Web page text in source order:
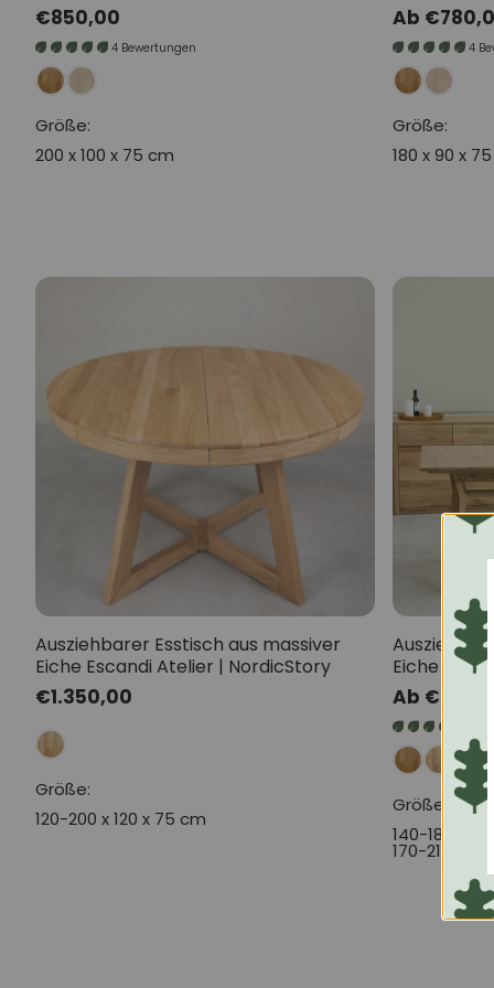
Normaler
Preis
€850,00
4 Bewertungen
Größe:
200 x 100 x 75 cm
Normaler
Preis
Ab
4
Größe:
180 x 90 x
Ausziehbarer Esstisch aus massiver
Eiche Escandi Atelier | NordicStory
Normaler
Preis
€1.350,00
Größe:
120-200 x 120 x 75 cm
Eiche
Normaler
Preis
Ab €790,00
Größe:
140-180 x 90
170-210 x